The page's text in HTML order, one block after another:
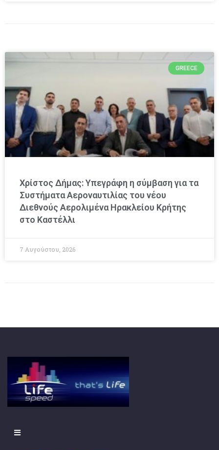
GREECE
Χρίστος Δήμας: Υπεγράφη η σύμβαση για τα
Συστήματα Αεροναυτιλίας του νέου
Διεθνούς Αερολιμένα Ηρακλείου Κρήτης
στο Καστέλλι
7 Αυγούστου, 2026